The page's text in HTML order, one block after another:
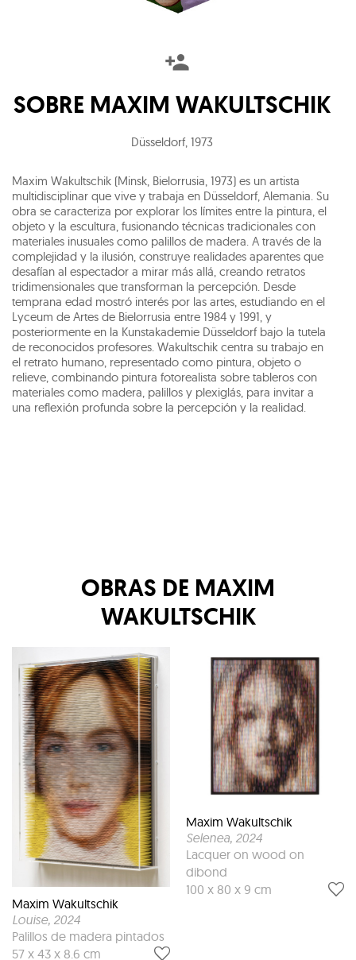
SOBRE MAXIM WAKULTSCHIK
Düsseldorf, 1973
Maxim Wakultschik (Minsk, Bielorrusia, 1973) es un artista
multidisciplinar que vive y trabaja en Düsseldorf, Alemania. Su
obra se caracteriza por explorar los límites entre la pintura, el
objeto y la escultura, fusionando técnicas tradicionales con
materiales inusuales como palillos de madera. A través de la
complejidad y la ilusión, construye realidades aparentes que
desafían al espectador a mirar más allá, creando retratos
tridimensionales que transforman la percepción. Desde
temprana edad mostró interés por las artes, estudiando en el
Lyceum de Artes de Bielorrusia entre 1984 y 1991, y
posteriormente en la Kunstakademie Düsseldorf bajo la tutela
de reconocidos profesores. Wakultschik centra su trabajo en
el retrato humano, representado como pintura, objeto o
relieve, combinando pintura fotorealista sobre tableros con
materiales como madera, palillos y plexiglás, para invitar a
una reflexión profunda sobre la percepción y la realidad.
OBRAS DE MAXIM
WAKULTSCHIK
Maxim Wakultschik
Louise, 2024
Palillos de madera pintados
57 x 43 x 8.6 cm
Maxim Wakultschik
Selenea, 2024
Lacquer on wood on
dibond
100 x 80 x 9 cm